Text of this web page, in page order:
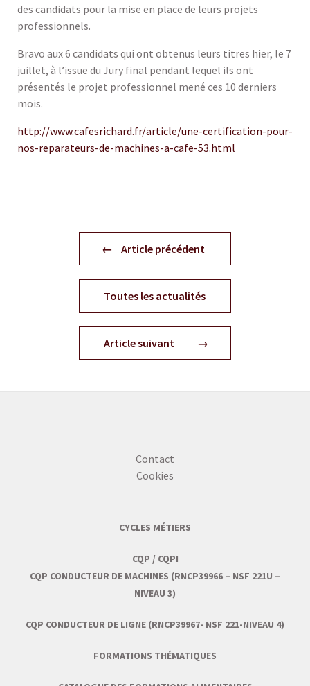
des candidats pour la mise en place de leurs projets
professionnels.
Bravo aux 6 candidats qui ont obtenus leurs titres hier, le 7
juillet, à l’issue du Jury final pendant lequel ils ont
présentés le projet professionnel mené ces 10 derniers
mois.
http://www.cafesrichard.fr/article/une-certification-pour-
nos-reparateurs-de-machines-a-cafe-53.html
Article précédent
Toutes les actualités
Article suivant
Contact
Cookies
CYCLES MÉTIERS
CQP / CQPI
CQP CONDUCTEUR DE MACHINES (RNCP39966 – NSF 221U –
NIVEAU 3)
CQP CONDUCTEUR DE LIGNE (RNCP39967- NSF 221-NIVEAU 4)
FORMATIONS THÉMATIQUES